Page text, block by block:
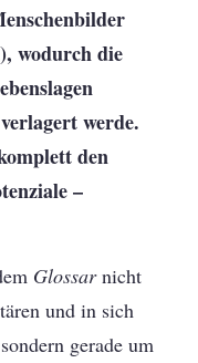
wodurch die
werde.
den
–
Glossarnicht
und in sich
gerade um